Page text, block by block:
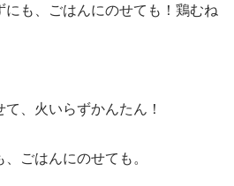
も、ごはんにのせても！鶏むね
、火いらずかんたん！
ごはんにのせても。